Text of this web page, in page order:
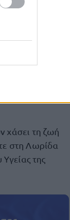
χώρο
εξαιτίας
χάσει τη ζωή
στη Λωρίδα
της